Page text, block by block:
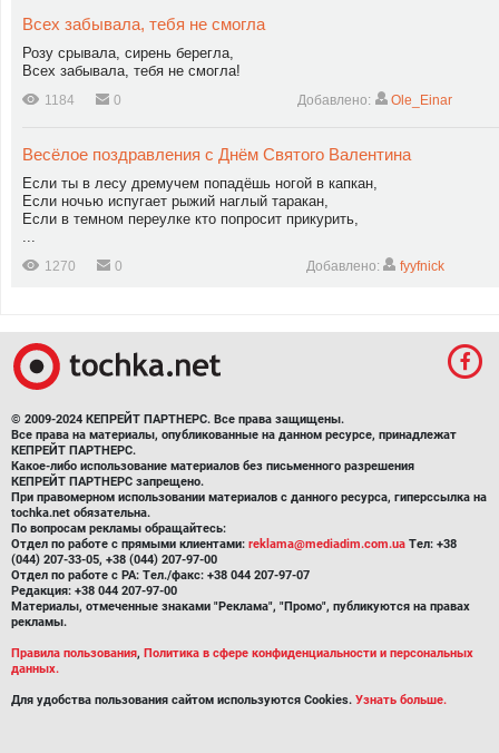
Всех забывала, тебя не смогла
Розу срывала, сирень берегла,
Всех забывала, тебя не смогла!
1184 0 Добавлено: Ole_Einar
Весёлое поздравления с Днём Святого Валентина
Если ты в лесу дремучем попадёшь ногой в капкан,
Если ночью испугает рыжий наглый таракан,
Если в темном переулке кто попросит прикурить,
...
1270 0 Добавлено: fyyfnick
© 2009-2024 КЕПРЕЙТ ПАРТНЕРС. Все права защищены.
Все права на материалы, опубликованные на данном ресурсе, принадлежат
КЕПРЕЙТ ПАРТНЕРС.
Какое-либо использование материалов без письменного разрешения
КЕПРЕЙТ ПАРТНЕРС запрещено.
При правомерном использовании материалов с данного ресурса, гиперссылка на
tochka.net обязательна.
По вопросам рекламы обращайтесь:
Отдел по работе с прямыми клиентами: reklama@mediadim.com.ua Тел: +38
(044) 207-33-05, +38 (044) 207-97-00
Отдел по работе с РА: Тел./факс: +38 044 207-97-07
Редакция: +38 044 207-97-00
Материалы, отмеченные знаками "Реклама", "Промо", публикуются на правах
рекламы.
Правила пользования, Политика в сфере конфиденциальности и персональных
данных.
Для удобства пользования сайтом используются Cookies. Узнать больше.